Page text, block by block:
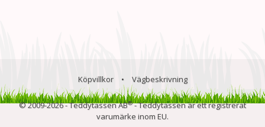
Köpvillkor • Vägbeskrivning
© 2009-2026 - Teddytassen AB®- Teddytassen är ett registrerat
varumärke inom EU.